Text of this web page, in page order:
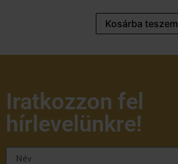
Kosárba teszem
Iratkozzon fel
hírlevelünkre!